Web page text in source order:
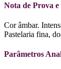
Nota de Prova
Cor âmbar.
Pastelaria fina,
Parâmetros